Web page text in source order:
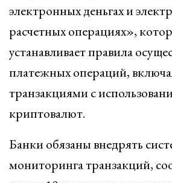
электронных деньгах и
расчетных операциях»,
устанавливает правила
платежных операций,
транзакциями с
криптовалют.
Банки обязаны внедрять
мониторинга транзакций,